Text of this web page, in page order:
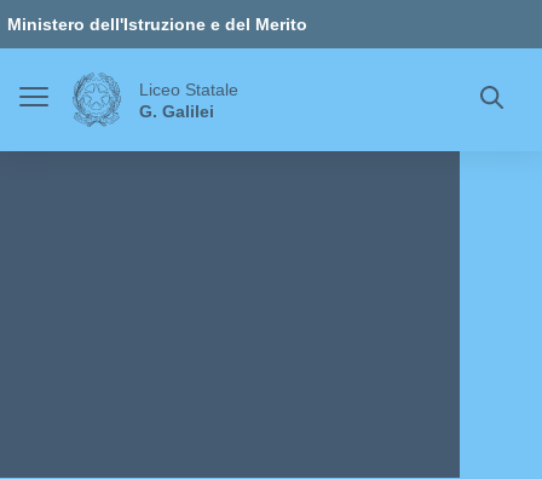
Ministero dell'Istruzione e del Merito
Liceo Statale
G. Galilei